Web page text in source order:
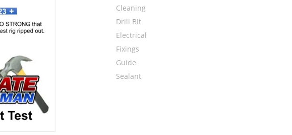
Cleaning
Drill Bit
Electrical
Fixings
Guide
Sealant